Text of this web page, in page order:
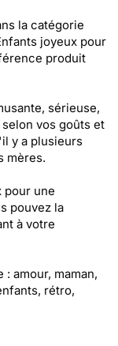
la catégorie
joyeux pour
produit
sérieuse,
vos goûts et
y a plusieurs
mères.
pour une
pouvez la
à votre
amour, maman,
rétro,